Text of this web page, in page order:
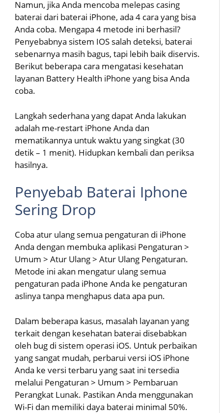
Namun, jika Anda mencoba melepas casing
baterai dari baterai iPhone, ada 4 cara yang bisa
Anda coba. Mengapa 4 metode ini berhasil?
Penyebabnya sistem IOS salah deteksi, baterai
sebenarnya masih bagus, tapi lebih baik diservis.
Berikut beberapa cara mengatasi kesehatan
layanan Battery Health iPhone yang bisa Anda
coba.
Langkah sederhana yang dapat Anda lakukan
adalah me-restart iPhone Anda dan
mematikannya untuk waktu yang singkat (30
detik – 1 menit). Hidupkan kembali dan periksa
hasilnya.
Penyebab Baterai Iphone
Sering Drop
Coba atur ulang semua pengaturan di iPhone
Anda dengan membuka aplikasi Pengaturan >
Umum > Atur Ulang > Atur Ulang Pengaturan.
Metode ini akan mengatur ulang semua
pengaturan pada iPhone Anda ke pengaturan
aslinya tanpa menghapus data apa pun.
Dalam beberapa kasus, masalah layanan yang
terkait dengan kesehatan baterai disebabkan
oleh bug di sistem operasi iOS. Untuk perbaikan
yang sangat mudah, perbarui versi iOS iPhone
Anda ke versi terbaru yang saat ini tersedia
melalui Pengaturan > Umum > Pembaruan
Perangkat Lunak. Pastikan Anda menggunakan
Wi-Fi dan memiliki daya baterai minimal 50%.